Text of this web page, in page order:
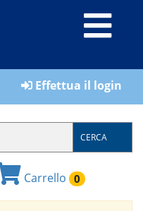
Effettua il login
CERCA
Carrello 0